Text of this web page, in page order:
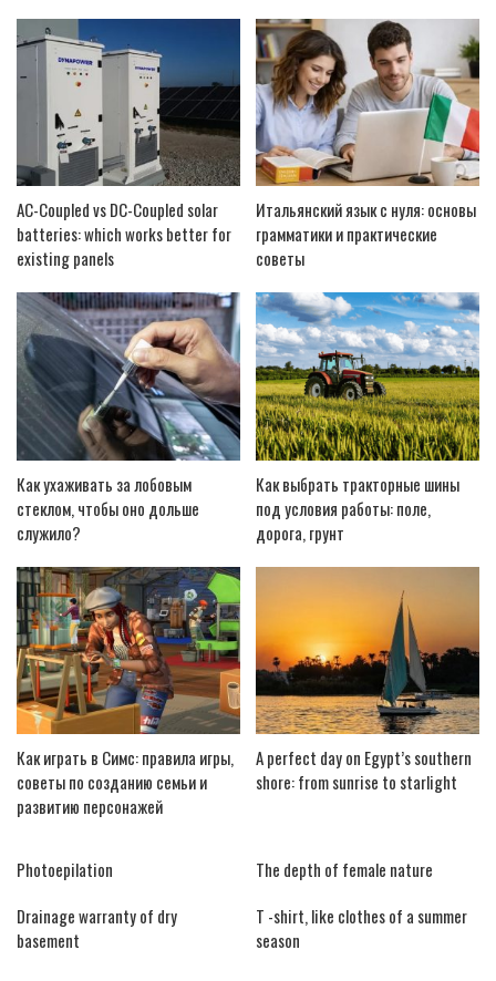
AC-Coupled vs DC-Coupled solar
batteries: which works better for
existing panels
Итальянский язык с нуля: основы
грамматики и практические
советы
Как ухаживать за лобовым
стеклом, чтобы оно дольше
служило?
Как выбрать тракторные шины
под условия работы: поле,
дорога, грунт
Как играть в Симс: правила игры,
советы по созданию семьи и
развитию персонажей
A perfect day on Egypt’s southern
shore: from sunrise to starlight
Photoepilation
The depth of female nature
Drainage warranty of dry
basement
T -shirt, like clothes of a summer
season